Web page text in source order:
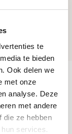
te
te bieden
Ook delen we
met onze
analyse. Deze
met andere
die ze hebben
services.